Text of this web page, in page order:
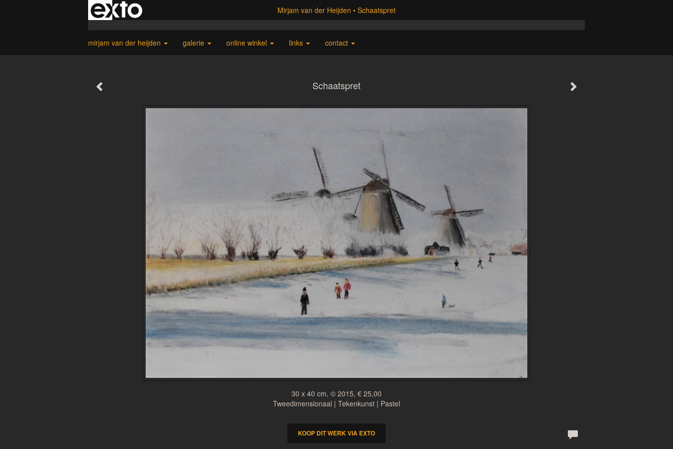
Mirjam van der Heijden Schaatspret
mirjam van der heijden galerie online winkel links contact
Schaatspret
30 x 40 cm, © 2015, € 25,00
Tweedimensionaal | Tekenkunst | Pastel
KOOP DIT WERK VIA EXTO